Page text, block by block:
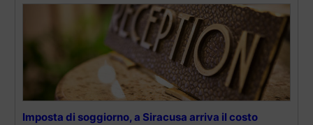
Imposta di soggiorno, a Siracusa arriva il costo